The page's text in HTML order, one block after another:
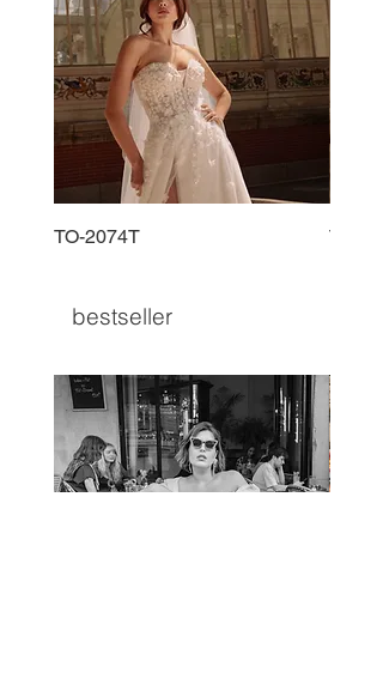
TO-2074T TO-
bestseller